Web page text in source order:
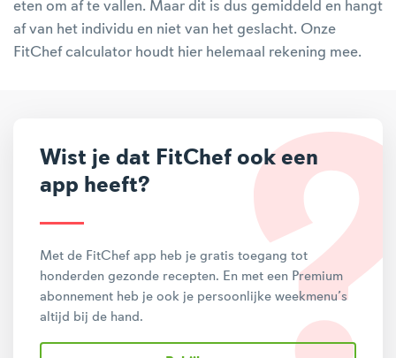
eten om af te vallen. Maar dit is dus gemiddeld en hangt
af van het individu en niet van het geslacht. Onze
FitChef calculator houdt hier helemaal rekening mee.
Wist je dat FitChef ook een
app heeft?
Met de FitChef app heb je gratis toegang tot
honderden gezonde recepten. En met een Premium
abonnement heb je ook je persoonlijke weekmenu’s
altijd bij de hand.